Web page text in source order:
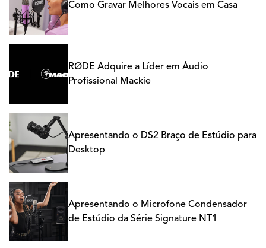
Como Gravar Melhores Vocais em Casa
RØDE Adquire a Líder em Áudio
Profissional Mackie
Apresentando o DS2 Braço de Estúdio para
Desktop
Apresentando o Microfone Condensador
de Estúdio da Série Signature NT1